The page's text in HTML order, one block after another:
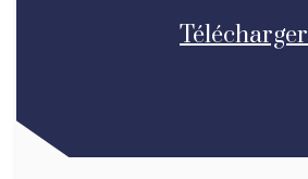
Télécharger